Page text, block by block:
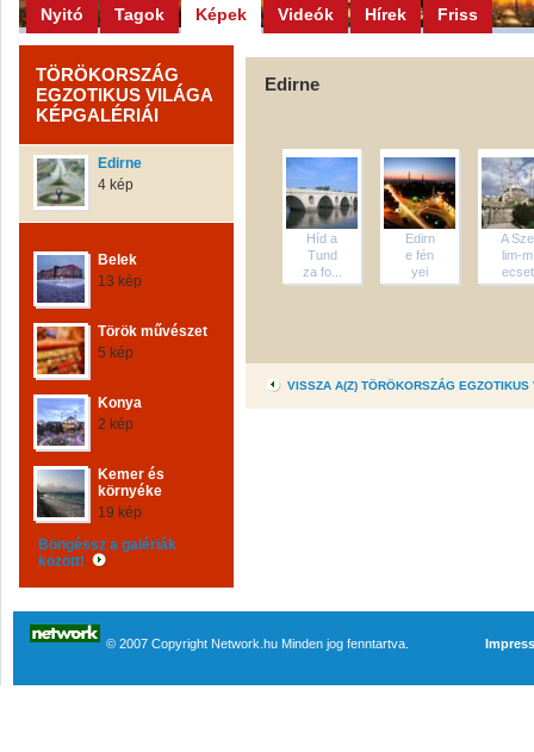
Nyitó Tagok Képek Videók Hírek Friss
TÖRÖKORSZÁG
EGZOTIKUS VILÁGA
KÉPGALÉRIÁI
Edirne
4 kép
Belek
13 kép
Török művészet
5 kép
Konya
2 kép
Kemer és
környéke
19 kép
Böngéssz a galériák
között!
Edirne
Híd a
Tund
za fo...
Edirn
e fén
yei
A Sze
lim-m
ecset
VISSZA A(Z) TÖRÖKORSZÁG
© 2007 Copyright Network.hu Minden jog fenntartva.